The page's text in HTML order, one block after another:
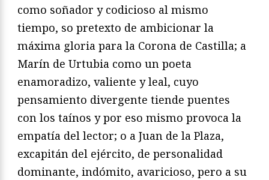
como soñador y codicioso al mismo
tiempo, so pretexto de ambicionar la
máxima gloria para la Corona de Castilla; a
Marín de Urtubia como un poeta
enamoradizo, valiente y leal, cuyo
pensamiento divergente tiende puentes
con los taínos y por eso mismo provoca la
empatía del lector; o a Juan de la Plaza,
excapitán del ejército, de personalidad
dominante, indómito, avaricioso, pero a su